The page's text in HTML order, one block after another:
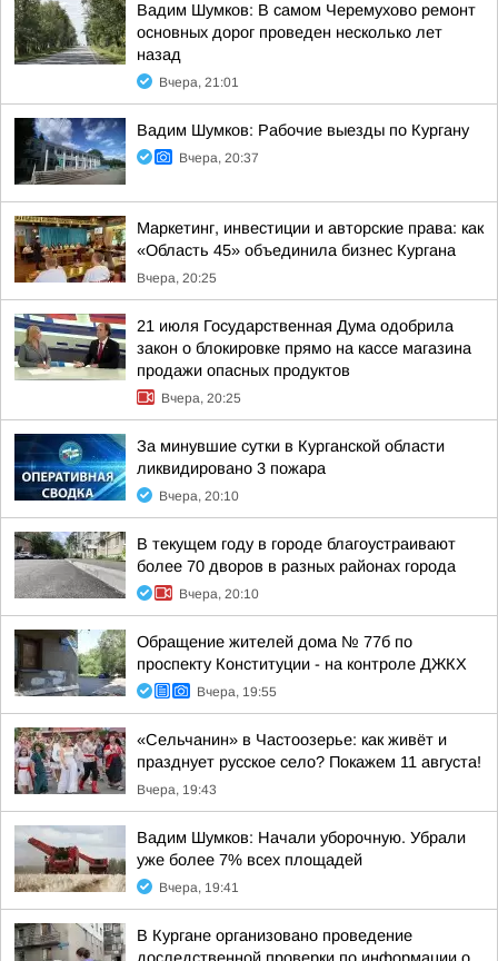
Вадим Шумков: В самом Черемухово ремонт
основных дорог проведен несколько лет
назад
Вчера, 21:01
Вадим Шумков: Рабочие выезды по Кургану
Вчера, 20:37
Маркетинг, инвестиции и авторские права: как
«Область 45» объединила бизнес Кургана
Вчера, 20:25
21 июля Государственная Дума одобрила
закон о блокировке прямо на кассе магазина
продажи опасных продуктов
Вчера, 20:25
За минувшие сутки в Курганской области
ликвидировано 3 пожара
Вчера, 20:10
В текущем году в городе благоустраивают
более 70 дворов в разных районах города
Вчера, 20:10
Обращение жителей дома № 77б по
проспекту Конституции - на контроле ДЖКХ
Вчера, 19:55
«Сельчанин» в Частоозерье: как живёт и
празднует русское село? Покажем 11 августа!
Вчера, 19:43
Вадим Шумков: Начали уборочную. Убрали
уже более 7% всех площадей
Вчера, 19:41
В Кургане организовано проведение